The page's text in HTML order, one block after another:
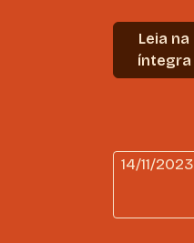
Leia na
íntegra
14/11/2023